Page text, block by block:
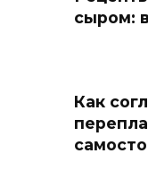
сыром:
Как